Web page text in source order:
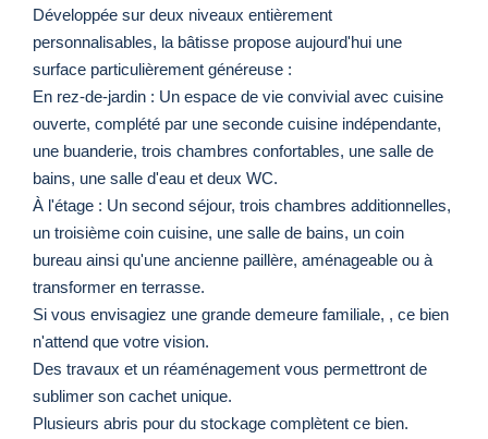
Développée sur deux niveaux entièrement
personnalisables, la bâtisse propose aujourd'hui une
surface particulièrement généreuse :
En rez-de-jardin : Un espace de vie convivial avec cuisine
ouverte, complété par une seconde cuisine indépendante,
une buanderie, trois chambres confortables, une salle de
bains, une salle d'eau et deux WC.
À l'étage : Un second séjour, trois chambres additionnelles,
un troisième coin cuisine, une salle de bains, un coin
bureau ainsi qu'une ancienne paillère, aménageable ou à
transformer en terrasse.
Si vous envisagiez une grande demeure familiale, , ce bien
n'attend que votre vision.
Des travaux et un réaménagement vous permettront de
sublimer son cachet unique.
Plusieurs abris pour du stockage complètent ce bien.